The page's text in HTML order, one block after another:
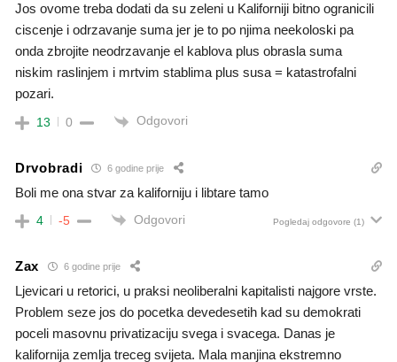
Jos ovome treba dodati da su zeleni u Kaliforniji bitno ogranicili
ciscenje i odrzavanje suma jer je to po njima neekoloski pa
onda zbrojite neodrzavanje el kablova plus obrasla suma
niskim raslinjem i mrtvim stablima plus susa = katastrofalni
pozari.
13 0 Odgovori
Drvobradi 6 godine prije
Boli me ona stvar za kaliforniju i libtare tamo
4 -5 Odgovori Pogledaj odgovore (1)
Zax 6 godine prije
Ljevicari u retorici, u praksi neoliberalni kapitalisti najgore vrste.
Problem seze jos do pocetka devedesetih kad su demokrati
poceli masovnu privatizaciju svega i svacega. Danas je
kalifornija zemlja treceg svijeta. Mala manjina ekstremno